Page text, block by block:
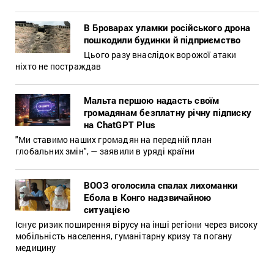
В Броварах уламки російського дрона
пошкодили будинки й підприємство
Цього разу внаслідок ворожої атаки
ніхто не постраждав
Мальта першою надасть своїм
громадянам безплатну річну підписку
на ChatGPT Plus
"Ми ставимо наших громадян на передній план
глобальних змін", — заявили в уряді країни
ВООЗ оголосила спалах лихоманки
Ебола в Конго надзвичайною
ситуацією
Існує ризик поширення вірусу на інші регіони через високу
мобільність населення, гуманітарну кризу та погану
медицину